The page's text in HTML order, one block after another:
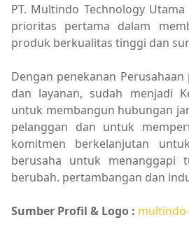
PT. Multindo Technology
prioritas pertama dalam
produk berkualitas tinggi dan
Dengan penekanan
dan layanan, sudah menjadi
untuk membangun hubungan
pelanggan dan untuk
komitmen berkelanjutan
berusaha untuk menanggapi
berubah. pertambangan dan
Sumber Profil & Logo :